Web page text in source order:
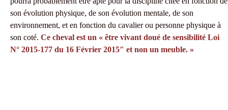
son évolution physique, de son évolution mentale, de son
environnement, et en fonction du cavalier ou personne physique à
son coté. Ce cheval est un « être vivant doué de sensibilité Loi
N° 2015-177 du 16 Février 2015″ et non un meuble. »